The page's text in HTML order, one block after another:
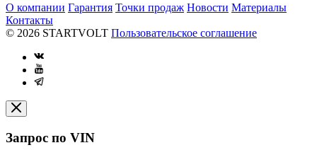
О компании Гарантия Точки продаж Новости Материалы
Контакты
© 2026 STARTVOLT Пользовательское соглашение
Запрос по VIN